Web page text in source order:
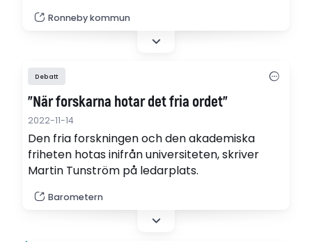
undervisningen i förskolan och skolans tidigare
år utvecklas med särskilt fokus på bland
Ronneby kommun
Debatt
"När forskarna hotar det fria ordet"
2022-11-14
Den fria forskningen och den akademiska
friheten hotas inifrån universiteten, skriver
Martin Tunström på ledarplats.
Barometern